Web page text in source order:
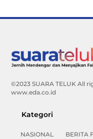
©2023 SUARA TELUK All
www.eda.co.id
Kategori
NASIONAL
BERITA